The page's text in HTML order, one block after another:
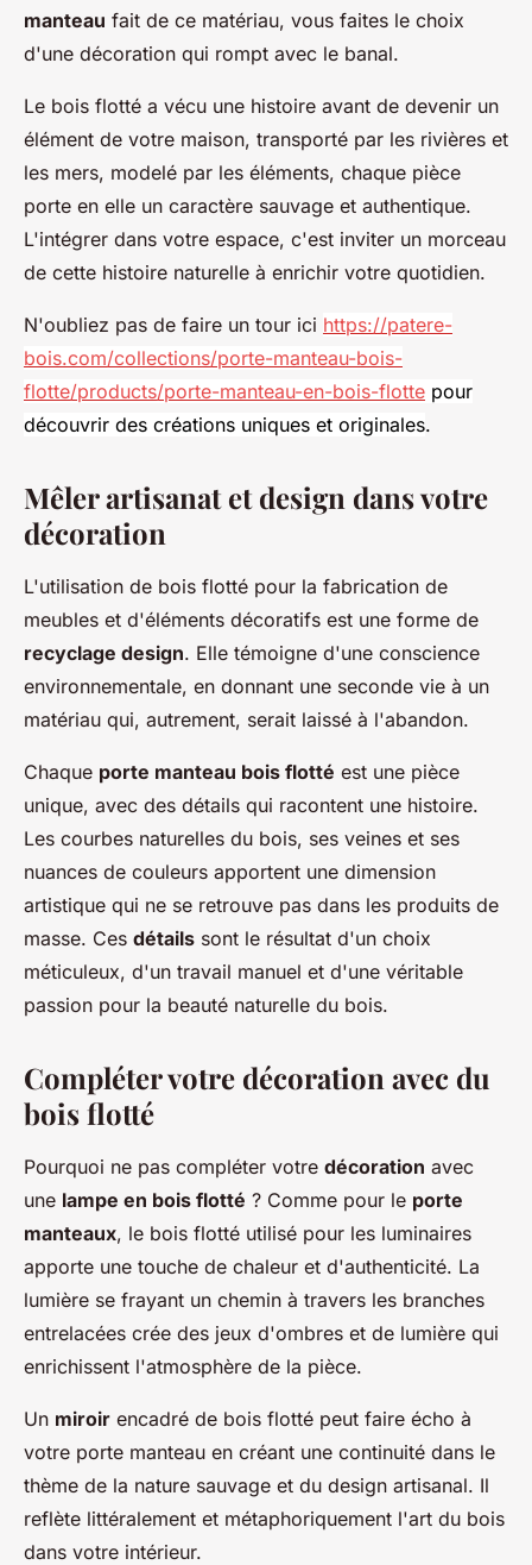
manteau fait de ce matériau, vous faites le choix
d'une décoration qui rompt avec le banal.
Le bois flotté a vécu une histoire avant de devenir un
élément de votre maison, transporté par les rivières et
les mers, modelé par les éléments, chaque pièce
porte en elle un caractère sauvage et authentique.
L'intégrer dans votre espace, c'est inviter un morceau
de cette histoire naturelle à enrichir votre quotidien.
N'oubliez pas de faire un tour ici https://patere-
bois.com/collections/porte-manteau-bois-
flotte/products/porte-manteau-en-bois-flotte pour
découvrir des créations uniques et originales.
Mêler artisanat et design dans votre
décoration
L'utilisation de bois flotté pour la fabrication de
meubles et d'éléments décoratifs est une forme de
recyclage design. Elle témoigne d'une conscience
environnementale, en donnant une seconde vie à un
matériau qui, autrement, serait laissé à l'abandon.
Chaque porte manteau bois flotté est une pièce
unique, avec des détails qui racontent une histoire.
Les courbes naturelles du bois, ses veines et ses
nuances de couleurs apportent une dimension
artistique qui ne se retrouve pas dans les produits de
masse. Ces détails sont le résultat d'un choix
méticuleux, d'un travail manuel et d'une véritable
passion pour la beauté naturelle du bois.
Compléter votre décoration avec du
bois flotté
Pourquoi ne pas compléter votre décoration avec
une lampe en bois flotté ? Comme pour le porte
manteaux, le bois flotté utilisé pour les luminaires
apporte une touche de chaleur et d'authenticité. La
lumière se frayant un chemin à travers les branches
entrelacées crée des jeux d'ombres et de lumière qui
enrichissent l'atmosphère de la pièce.
Un miroir encadré de bois flotté peut faire écho à
votre porte manteau en créant une continuité dans le
thème de la nature sauvage et du design artisanal. Il
reflète littéralement et métaphoriquement l'art du bois
dans votre intérieur.